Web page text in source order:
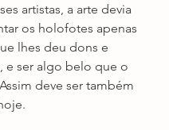
artistas, a arte devia
os holofotes apenas
lhes deu dons e
e ser algo belo que o
deve ser também